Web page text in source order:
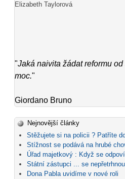
Elizabeth Taylorová
"Jaká naivita žádat reformu
moc."
Giordano Bruno
Nejnovější články
Stěžujete si na policii ? Patříte
Stížnost se podává na hrubé
Úřad majetkový : Když se
Státní zástupci ... se nepřetrhnou
Dona Pabla uvidíme v nové roli